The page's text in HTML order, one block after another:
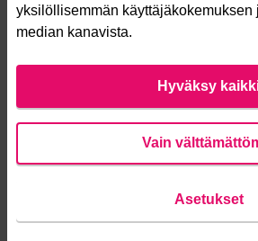
yksilöllisemmän
median kanavista.
Hyväksy
Vain
Asetukset
Asukasbudjetin vaiheet
Usein kysytyt kysymykset
Saavutettavuusseloste
Lataa avoimet datatiedostot
Evästeasetukset